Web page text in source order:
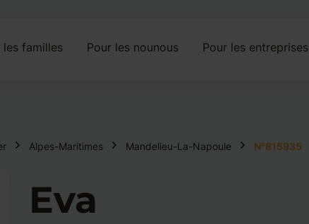
les familles Pour les nounous Pour les entreprises
Alpes-Maritimes Mandelieu-La-Napoule N°815935
Eva